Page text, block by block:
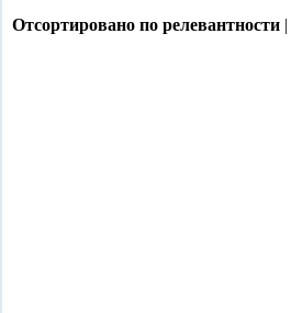
Отсортировано по релевантности |